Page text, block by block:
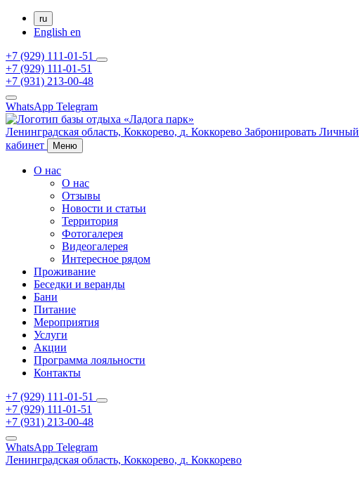
ru
English en
+7 (929) 111-01-51
+7 (929) 111-01-51
+7 (931) 213-00-48
WhatsApp Telegram
Ленинградская область, Коккорево, д. Коккорево Забронировать Личный
кабинет
Меню
О нас
О нас
Отзывы
Новости и статьи
Территория
Фотогалерея
Видеогалерея
Интересное рядом
Проживание
Беседки и веранды
Бани
Питание
Мероприятия
Услуги
Акции
Программа лояльности
Контакты
+7 (929) 111-01-51
+7 (929) 111-01-51
+7 (931) 213-00-48
WhatsApp Telegram
Ленинградская область, Коккорево, д. Коккорево